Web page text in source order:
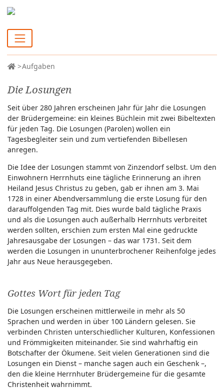
Aufgaben
Die Losungen
Seit über 280 Jahren erscheinen Jahr für Jahr die Losungen
der Brüdergemeine: ein kleines Büchlein mit zwei Bibeltexten
für jeden Tag. Die Losungen (Parolen) wollen ein
Tagesbegleiter sein und zum vertiefenden Bibellesen
anregen.
Die Idee der Losungen stammt von Zinzendorf selbst. Um den
Einwohnern Herrnhuts eine tägliche Erinnerung an ihren
Heiland Jesus Christus zu geben, gab er ihnen am 3. Mai
1728 in einer Abendversammlung die erste Losung für den
darauffolgenden Tag mit. Dies wurde bald tägliche Praxis
und als die Losungen auch außerhalb Herrnhuts verbreitet
werden sollten, erschien zum ersten Mal eine gedruckte
Jahresausgabe der Losungen – das war 1731. Seit dem
werden die Losungen in ununterbrochener Reihenfolge jedes
Jahr aus Neue herausgegeben.
Gottes Wort für jeden Tag
Die Losungen erscheinen mittlerweile in mehr als 50
Sprachen und werden in über 100 Ländern gelesen. Sie
verbinden Christen unterschiedlicher Kulturen, Konfessionen
und Frömmigkeiten miteinander. Sie sind wahrhaftig ein
Botschafter der Ökumene. Seit vielen Generationen sind die
Losungen ein Dienst – manche sagen auch ein Geschenk –,
den die kleine Herrnhuter Brüdergemeine für die gesamte
Christenheit wahrnimmt.